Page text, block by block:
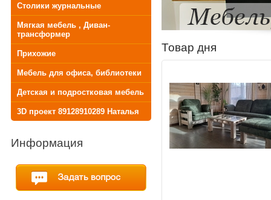
Столики журнальные
Мягкая мебель , Диван-
трансформер
Прихожие
Мебель для офиса, библиотеки
Детская и подростковая мебель
3D проект 89128910289 Наталья
Информация
Товар дня